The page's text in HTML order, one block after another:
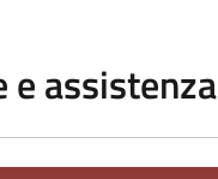
e assistenza